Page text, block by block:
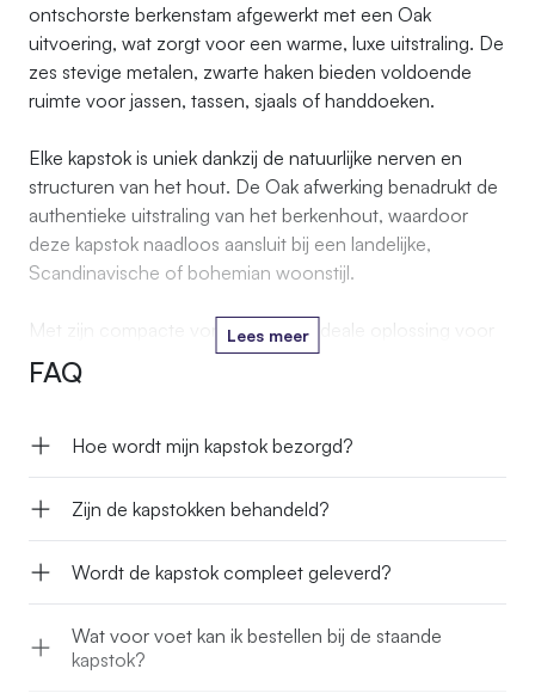
ontschorste berkenstam afgewerkt met een Oak
uitvoering, wat zorgt voor een warme, luxe uitstraling. De
zes stevige metalen, zwarte haken bieden voldoende
ruimte voor jassen, tassen, sjaals of handdoeken.
Elke kapstok is uniek dankzij de natuurlijke nerven en
structuren van het hout. De Oak afwerking benadrukt de
authentieke uitstraling van het berkenhout, waardoor
deze kapstok naadloos aansluit bij een landelijke,
Scandinavische of bohemian woonstijl.
Met zijn compacte vorm is dit een ideale oplossing voor
zowel kleine als grotere ruimtes, en bovendien een echte
eyecatcher in het interieur.
Lees meer
FAQ
Hoe wordt mijn kapstok bezorgd?
Zijn de kapstokken behandeld?
Wordt de kapstok compleet geleverd?
Wat voor voet kan ik bestellen bij de staande
kapstok?